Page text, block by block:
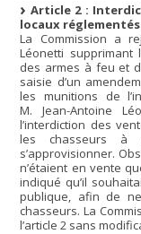
Article 2 :
locaux réglementés
La Commission a
Léonetti supprimant
des armes à feu et
saisie d’un
les munitions de
M. Jean-Antoine
l’interdiction des
les chasseurs à
s’approvisionner.
n’étaient en vente
indiqué qu’il
publique, afin de
chasseurs. La
l’article 2 sans